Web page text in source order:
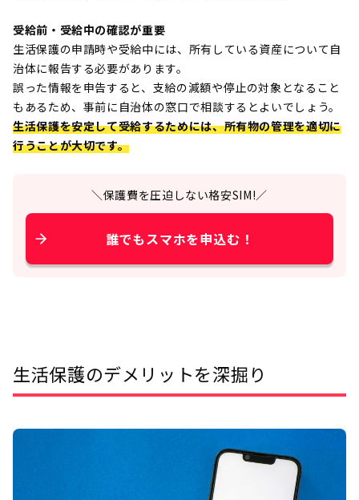
受給前・受給中の確認が重要
生活保護の申請時や受給中には、所有している資産について自
治体に報告する必要があります。
誤った情報を申告すると、支給の減額や停止の対象となること
もあるため、事前に自治体の窓口で相談するとよいでしょう。
生活保護を安定して受給するためには、所有物の管理を適切に
行うことが大切です。
＼保護費を圧迫しない格安SIM!／
誰でもスマホを申込む！
生活保護のデメリットを深掘り